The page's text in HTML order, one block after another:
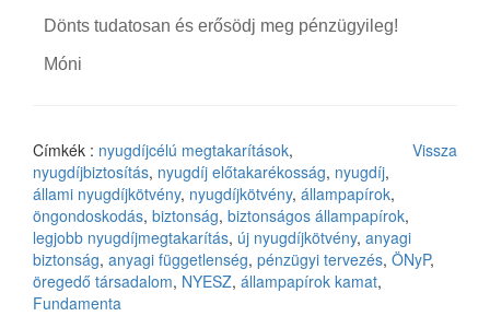
Dönts tudatosan és erősödj meg pénzügyileg!
Móni
Vissza
Címkék : nyugdíjcélú megtakarítások,
nyugdíjbiztosítás, nyugdíj előtakarékosság, nyugdíj,
állami nyugdíjkötvény, nyugdíjkötvény, állampapírok,
öngondoskodás, biztonság, biztonságos állampapírok,
legjobb nyugdíjmegtakarítás, új nyugdíjkötvény, anyagi
biztonság, anyagi függetlenség, pénzügyi tervezés, ÖNyP,
öregedő társadalom, NYESZ, állampapírok kamat,
Fundamenta